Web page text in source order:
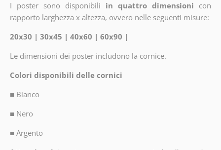
I poster sono disponibili in quattro dimensioni con
rapporto larghezza x altezza, ovvero nelle seguenti misure:
20x30 | 30x45 | 40x60 | 60x90 |
Le dimensioni dei poster includono la cornice.
Colori disponibili delle cornici
■ Bianco
■ Nero
■ Argento